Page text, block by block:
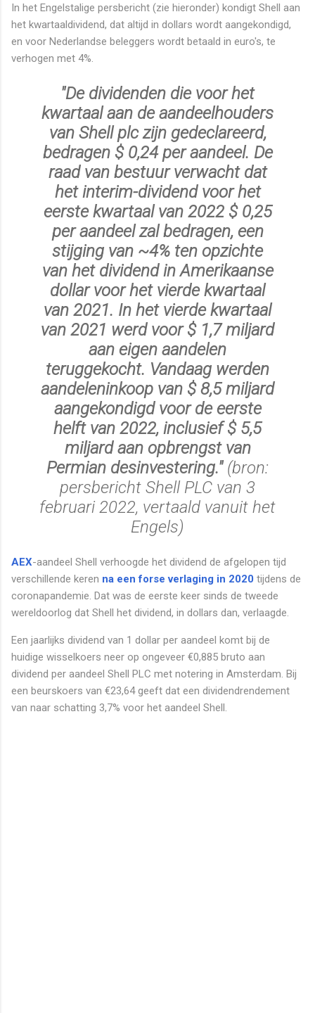
In het Engelstalige persbericht (zie hieronder) kondigt Shell aan
het kwartaaldividend, dat altijd in dollars wordt aangekondigd,
en voor Nederlandse beleggers wordt betaald in euro's, te
verhogen met 4%.
"De dividenden die voor het
kwartaal aan de aandeelhouders
van Shell plc zijn gedeclareerd,
bedragen $ 0,24 per aandeel. De
raad van bestuur verwacht dat
het interim-dividend voor het
eerste kwartaal van 2022 $ 0,25
per aandeel zal bedragen, een
stijging van ~4% ten opzichte
van het dividend in Amerikaanse
dollar voor het vierde kwartaal
van 2021. In het vierde kwartaal
van 2021 werd voor $ 1,7 miljard
aan eigen aandelen
teruggekocht. Vandaag werden
aandeleninkoop van $ 8,5 miljard
aangekondigd voor de eerste
helft van 2022, inclusief $ 5,5
miljard aan opbrengst van
Permian desinvestering."(bron:
persbericht Shell PLC van 3
februari 2022, vertaald vanuit het
Engels)
AEX-aandeel Shell verhoogde het dividend de afgelopen tijd
verschillende keren na een forse verlaging in 2020 tijdens de
coronapandemie. Dat was de eerste keer sinds de tweede
wereldoorlog dat Shell het dividend, in dollars dan, verlaagde.
Een jaarlijks dividend van 1 dollar per aandeel komt bij de
huidige wisselkoers neer op ongeveer €0,885 bruto aan
dividend per aandeel Shell PLC met notering in Amsterdam. Bij
een beurskoers van €23,64 geeft dat een dividendrendement
van naar schatting 3,7% voor het aandeel Shell.